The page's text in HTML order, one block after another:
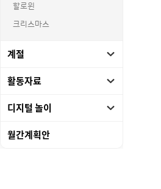
할로윈
크리스마스
계절
활동자료
디지털 놀이
월간계획안